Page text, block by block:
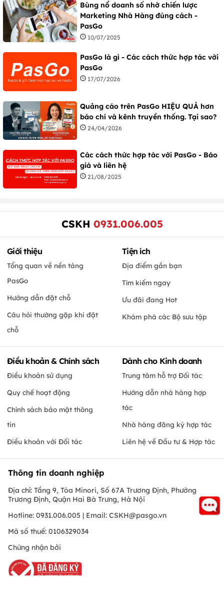
Bùng nổ doanh số nhờ chiến lược
Marketing Nhà Hàng đúng cách -
PasGo
10/07/2025
PasGo là gì - Các cách thức hợp tác với
PasGo
17/07/2026
Quảng cáo trên PasGo HIỆU QUẢ hơn
báo chí và kênh truyền thống. Tại sao?
24/04/2026
Các cách thức hợp tác với PasGo - Báo
giá và liên hệ
21/08/2025
CSKH 0931.006.005
Giới thiệu
Tổng quan về nền tảng
PasGo
Hướng dẫn đặt chỗ
Câu hỏi thường gặp khi đặt
chỗ
Tiện ích
Địa điểm gần bạn
Tìm kiếm ngay
Ưu đãi đang Hot
Khám phá các Bộ sưu tập
Điều khoản & Chính sách
Điều khoản sử dụng
Quy chế hoạt động
Chính sách bảo mật thông
tin
Điều khoản với Đối tác
Dành cho Kinh doanh
Trung tâm hỗ trợ Đối tác
Hướng dẫn nhà hàng hợp
tác
Nhà hàng đăng ký hợp tác
Liên hệ về Đầu tư & Hợp tác
Thông tin doanh nghiệp
Địa chỉ: Tầng 9, Tòa Minori, Số 67A Trương Định, Phường
Trương Định, Quận Hai Bà Trưng, Hà Nội
Hotline: 0931.006.005 | Email: CSKH@pasgo.vn
Mã số thuế: 0106329034
Chứng nhận bởi